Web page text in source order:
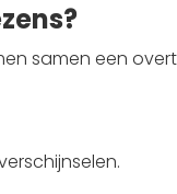
samen een